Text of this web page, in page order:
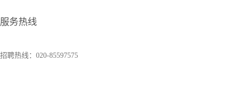
服务热线
招聘热线：020-85597575